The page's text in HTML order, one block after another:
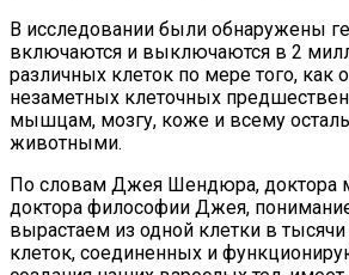
В исследовании были обнаружены
включаются и выключаются в 2
различных клеток по мере того, как
незаметных клеточных
мышцам, мозгу, коже и всему
животными.
По словам Джея Шендюра, доктора
доктора философии Джея,
вырастаем из одной клетки в
клеток, соединенных и